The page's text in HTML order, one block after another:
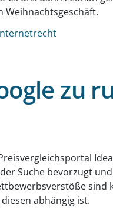
Weihnachtsgeschäft.
zu
Suche bevorzugt
abhängig ist.